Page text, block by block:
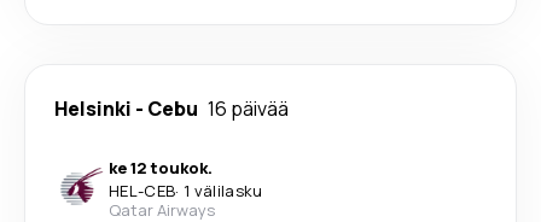
Helsinki - Cebu 16 päivää
ke 12 toukok.
HEL-CEB· 1 välilasku
Qatar Airways